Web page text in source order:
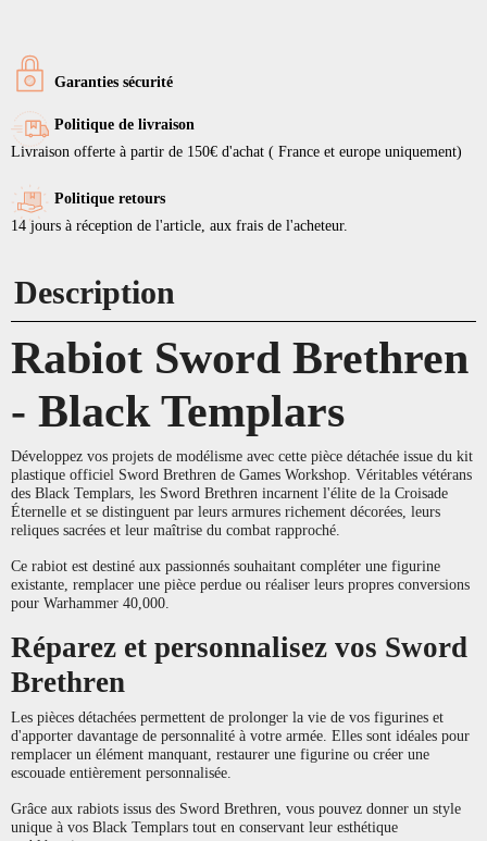
Garanties sécurité
Politique de livraison
Livraison offerte à partir de 150€ d'achat ( France et europe uniquement)
Politique retours
14 jours à réception de l'article, aux frais de l'acheteur.
Description
Rabiot Sword Brethren
- Black Templars
Développez vos projets de modélisme avec cette pièce détachée issue du kit
plastique officiel Sword Brethren de Games Workshop. Véritables vétérans
des Black Templars, les Sword Brethren incarnent l'élite de la Croisade
Éternelle et se distinguent par leurs armures richement décorées, leurs
reliques sacrées et leur maîtrise du combat rapproché.
Ce rabiot est destiné aux passionnés souhaitant compléter une figurine
existante, remplacer une pièce perdue ou réaliser leurs propres conversions
pour Warhammer 40,000.
Réparez et personnalisez vos Sword
Brethren
Les pièces détachées permettent de prolonger la vie de vos figurines et
d'apporter davantage de personnalité à votre armée. Elles sont idéales pour
remplacer un élément manquant, restaurer une figurine ou créer une
escouade entièrement personnalisée.
Grâce aux rabiots issus des Sword Brethren, vous pouvez donner un style
unique à vos Black Templars tout en conservant leur esthétique